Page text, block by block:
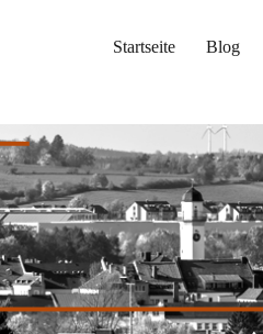
Startseite Blog